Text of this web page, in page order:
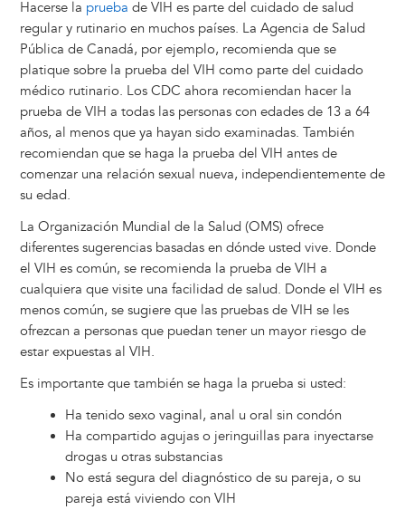
Hacerse la prueba de VIH es parte del cuidado de salud
regular y rutinario en muchos países. La Agencia de Salud
Pública de Canadá, por ejemplo, recomienda que se
platique sobre la prueba del VIH como parte del cuidado
médico rutinario. Los CDC ahora recomiendan hacer la
prueba de VIH a todas las personas con edades de 13 a 64
años, al menos que ya hayan sido examinadas. También
recomiendan que se haga la prueba del VIH antes de
comenzar una relación sexual nueva, independientemente de
su edad.
La Organización Mundial de la Salud (OMS) ofrece
diferentes sugerencias basadas en dónde usted vive. Donde
el VIH es común, se recomienda la prueba de VIH a
cualquiera que visite una facilidad de salud. Donde el VIH es
menos común, se sugiere que las pruebas de VIH se les
ofrezcan a personas que puedan tener un mayor riesgo de
estar expuestas al VIH.
Es importante que también se haga la prueba si usted:
Ha tenido sexo vaginal, anal u oral sin condón
Ha compartido agujas o jeringuillas para inyectarse
drogas u otras substancias
No está segura del diagnóstico de su pareja, o su
pareja está viviendo con VIH